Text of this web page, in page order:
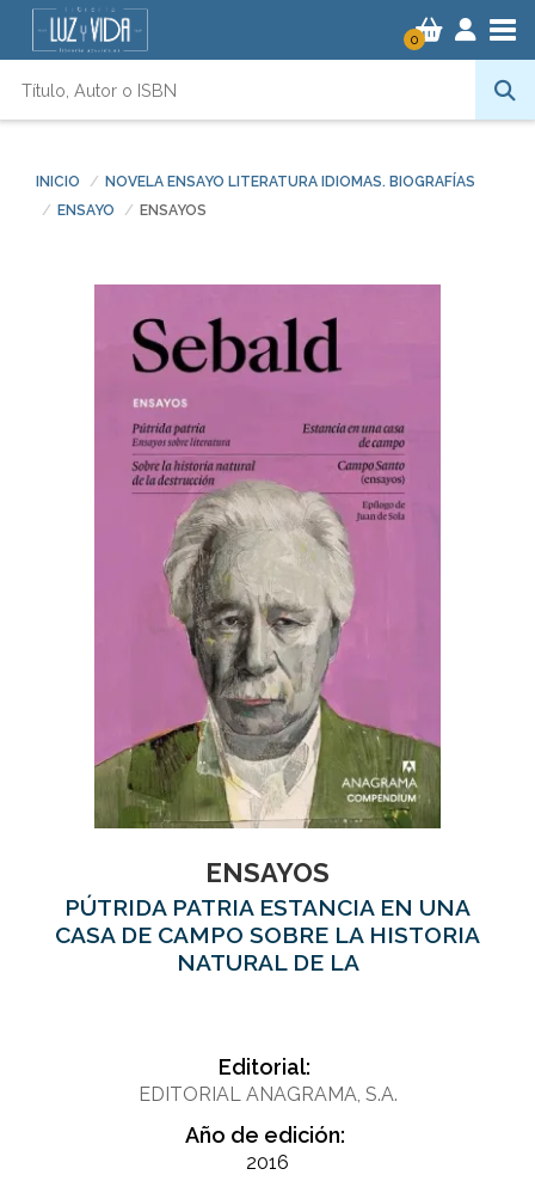
0
INICIO
NOVELA ENSAYO LITERATURA IDIOMAS. BIOGRAFÍAS
ENSAYO
ENSAYOS
ENSAYOS
PÚTRIDA PATRIA ESTANCIA EN UNA
CASA DE CAMPO SOBRE LA HISTORIA
NATURAL DE LA
Editorial:
EDITORIAL ANAGRAMA, S.A.
Año de edición:
2016